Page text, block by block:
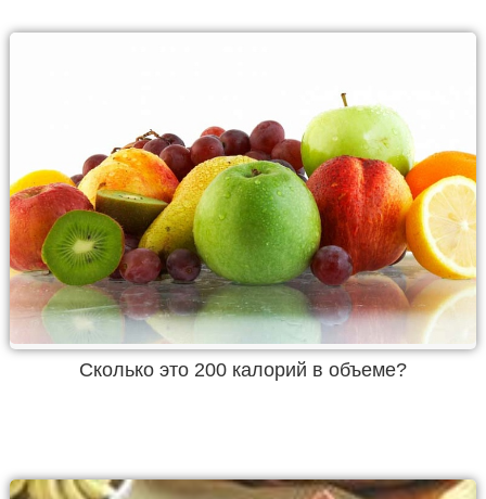
Cколько это 200 калорий в объеме?